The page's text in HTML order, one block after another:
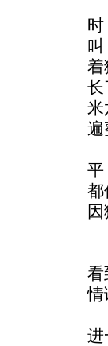
叫
着
长
米
遍
平
都
看
情
进